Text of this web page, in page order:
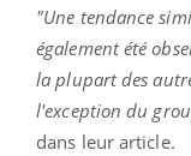
"Une tendance
également été
la plupart des
l'exception du
dans leur article.